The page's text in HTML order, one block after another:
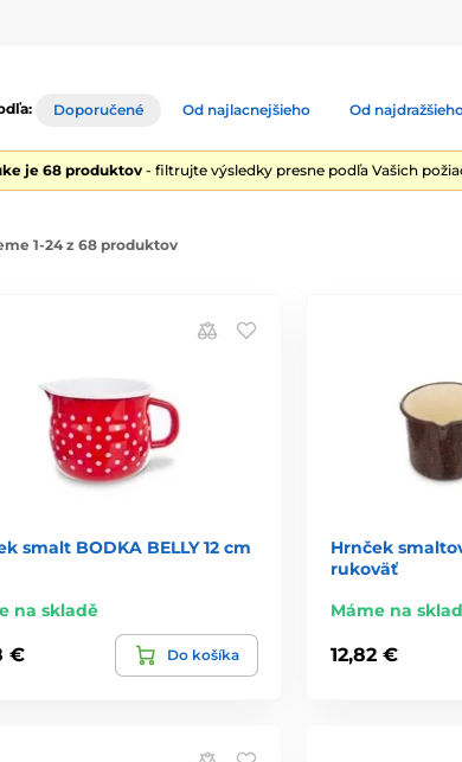
Doporučené Od najlacnejšieho Od
je 68 produktov - filtrujte výsledky presne podľa Vašich
1-24 z 68 produktov
smalt BODKA BELLY 12 cm
na skladě
€ Do košíka
Hrnček
rukoväť
Máme na
12,82 €